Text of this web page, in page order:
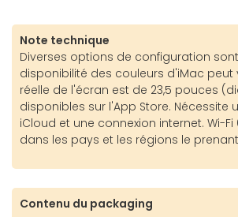
Note technique
Diverses options de configuration
disponibilité des couleurs d'iMac peut
réelle de l'écran est de 23,5 pouces
disponibles sur l'App Store. Nécessite
iCloud et une connexion internet. Wi-Fi
dans les pays et les régions le
Contenu du packaging